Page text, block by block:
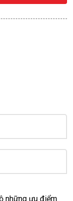
những ưu điểm